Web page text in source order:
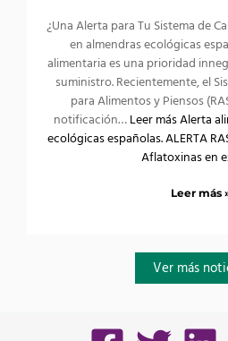
¿Una Alerta para Tu Sistema de
en almendras ecológicas
alimentaria es una prioridad
suministro. Recientemente, el
para Alimentos y Piensos
notificación… Leer másAlerta
ecológicas españolas. ALERTA
Aflatoxinas en
Leer más
Ver más